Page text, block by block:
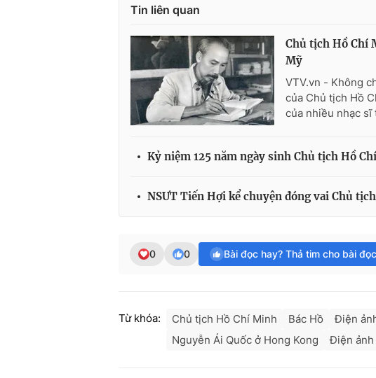
Tin liên quan
Chủ tịch Hồ Chí
Mỹ
VTV.vn - Không
của Chủ tịch Hồ
của nhiều nhạc sĩ
Kỷ niệm 125 năm ngày sinh Chủ tịch Hồ
NSƯT Tiến Hợi kể chuyện đóng vai Chủ
0 0 Bài đọc hay? Thả tim cho bài đọc
Từ khóa: Chủ tịch Hồ Chí Minh Bác Hồ Điện
Nguyễn Ái Quốc ở Hong Kong
Điện ảnh